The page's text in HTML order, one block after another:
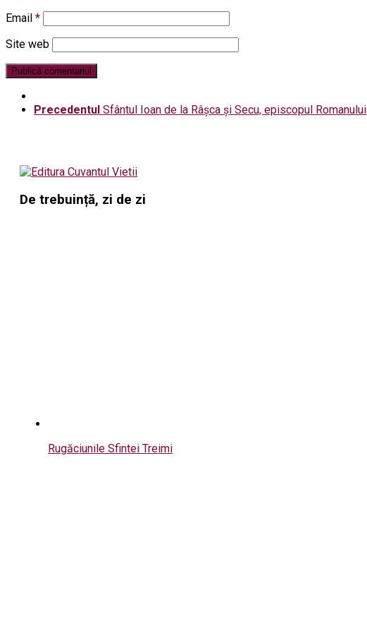
Email *
Site web
Precedentul Sfântul Ioan de la Râșca și Secu, episcopul Romanului
De trebuință, zi de zi
Rugăciunile Sfintei Treimi